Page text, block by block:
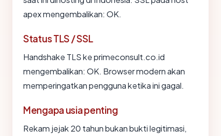
apex mengembalikan: OK.
Status TLS / SSL
Handshake TLS ke primeconsult.co.id
mengembalikan: OK. Browser modern akan
memperingatkan pengguna ketika ini gagal.
Mengapa usia penting
Rekam jejak 20 tahun bukan bukti legitimasi,